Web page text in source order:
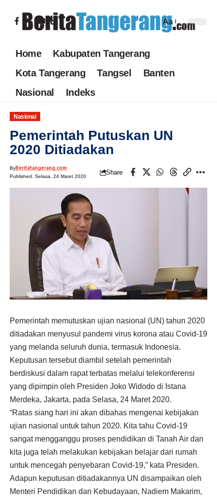
Aa
Home
Kabupaten Tangerang
Kota Tangerang
Tangsel
Banten
Nasional
Indeks
Nasional
Pemerintah Putuskan UN
2020 Ditiadakan
ByBeritatangerang.com
Published: Selasa, 24 Maret 2020
Share
Pemerintah memutuskan ujian nasional (UN) tahun 2020
ditiadakan menyusul pandemi virus korona atau Covid-19
yang melanda seluruh dunia, termasuk Indonesia.
Keputusan tersebut diambil setelah pemerintah
berdiskusi dalam rapat terbatas melalui telekonferensi
yang dipimpin oleh Presiden Joko Widodo di Istana
Merdeka, Jakarta, pada Selasa, 24 Maret 2020.
“Ratas siang hari ini akan dibahas mengenai kebijakan
ujian nasional untuk tahun 2020. Kita tahu Covid-19
sangat mengganggu proses pendidikan di Tanah Air dan
kita juga telah melakukan kebijakan belajar dari rumah
untuk mencegah penyebaran Covid-19,” kata Presiden.
Adapun keputusan ditiadakannya UN disampaikan oleh
Menteri Pendidikan dan Kebudayaan, Nadiem Makarim,